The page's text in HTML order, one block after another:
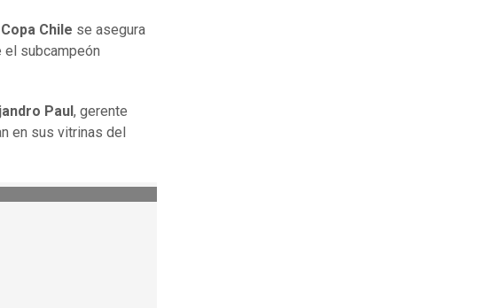
Copa Chile se asegura
el subcampeón
Paul , gerente
en sus vitrinas del